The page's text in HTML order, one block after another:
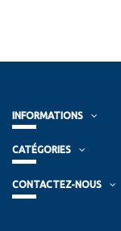
INFORMATIONS
CATÉGORIES
CONTACTEZ-NOUS